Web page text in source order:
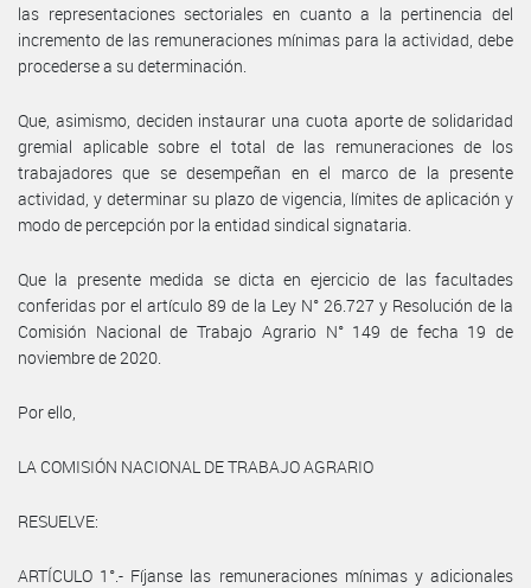
las representaciones sectoriales en cuanto a la pertinencia del
incremento de las remuneraciones mínimas para la actividad, debe
procederse a su determinación.
Que, asimismo, deciden instaurar una cuota aporte de solidaridad
gremial aplicable sobre el total de las remuneraciones de los
trabajadores que se desempeñan en el marco de la presente
actividad, y determinar su plazo de vigencia, límites de aplicación y
modo de percepción por la entidad sindical signataria.
Que la presente medida se dicta en ejercicio de las facultades
conferidas por el artículo 89 de la Ley N° 26.727 y Resolución de la
Comisión Nacional de Trabajo Agrario N° 149 de fecha 19 de
noviembre de 2020.
Por ello,
LA COMISIÓN NACIONAL DE TRABAJO AGRARIO
RESUELVE:
ARTÍCULO 1°.- Fíjanse las remuneraciones mínimas y adicionales